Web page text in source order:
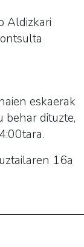
Aldizkari
eskaerak
behar dituzte,
16a